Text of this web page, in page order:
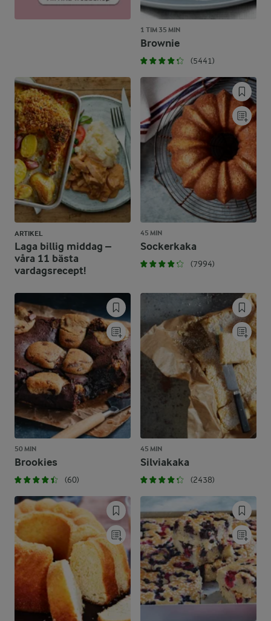
1 TIM 35 MIN
Brownie
(5441)
ARTIKEL
Laga billig middag –
våra 11 bästa
vardagsrecept!
45 MIN
Sockerkaka
(7994)
50 MIN
Brookies
(60)
45 MIN
Silviakaka
(2438)